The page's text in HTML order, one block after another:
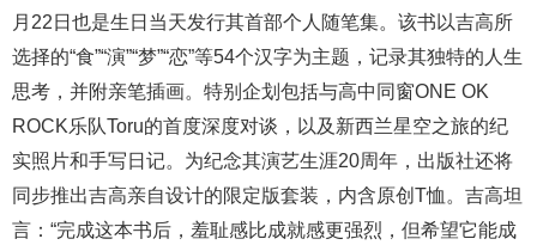
月22日也是生日当天发行其首部个人随笔集。该书以吉高所
选择的“食”“演”“梦”“恋”等54个汉字为主题，记录其独特的人生
思考，并附亲笔插画。特别企划包括与高中同窗ONE OK
ROCK乐队Toru的首度深度对谈，以及新西兰星空之旅的纪
实照片和手写日记。为纪念其演艺生涯20周年，出版社还将
同步推出吉高亲自设计的限定版套装，内含原创T恤。吉高坦
言：“完成这本书后，羞耻感比成就感更强烈，但希望它能成